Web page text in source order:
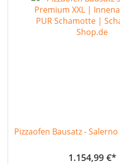
Pizzaofen Bausatz -
1.154,99 €